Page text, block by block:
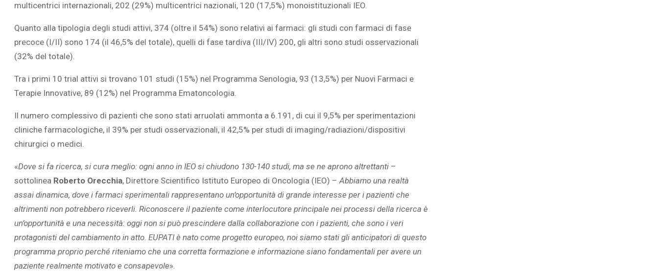
multicentrici internazionali, 202 (29%) multicentrici nazionali, 120 (17,5%) monoistituzionali IEO.
Quanto alla tipologia degli studi attivi, 374 (oltre il 54%) sono relativi ai farmaci: gli studi con farmaci di fase
precoce (I/II) sono 174 (il 46,5% del totale), quelli di fase tardiva (III/IV) 200, gli altri sono studi osservazionali
(32% del totale).
Tra i primi 10 trial attivi si trovano 101 studi (15%) nel Programma Senologia, 93 (13,5%) per Nuovi Farmaci e
Terapie Innovative, 89 (12%) nel Programma Ematoncologia.
Il numero complessivo di pazienti che sono stati arruolati ammonta a 6.191, di cui il 9,5% per sperimentazioni
cliniche farmacologiche, il 39% per studi osservazionali, il 42,5% per studi di imaging/radiazioni/dispositivi
chirurgici o medici.
«Dove si fa ricerca, si cura meglio: ogni anno in IEO si chiudono 130-140 studi, ma se ne aprono altrettanti –
sottolinea Roberto Orecchia, Direttore Scientifico Istituto Europeo di Oncologia (IEO) –Abbiamo una realtà
assai dinamica, dove i farmaci sperimentali rappresentano un’opportunità di grande interesse per i pazienti che
altrimenti non potrebbero riceverli. Riconoscere il paziente come interlocutore principale nei processi della ricerca è
un’opportunità e una necessità: oggi non si può prescindere dalla collaborazione con i pazienti, che sono i veri
protagonisti del cambiamento in atto. EUPATI è nato come progetto europeo, noi siamo stati gli anticipatori di questo
programma proprio perché riteniamo che una corretta formazione e informazione siano fondamentali per avere un
paziente realmente motivato e consapevole».